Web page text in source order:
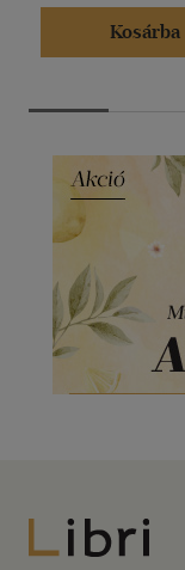
Kosárba
Libri